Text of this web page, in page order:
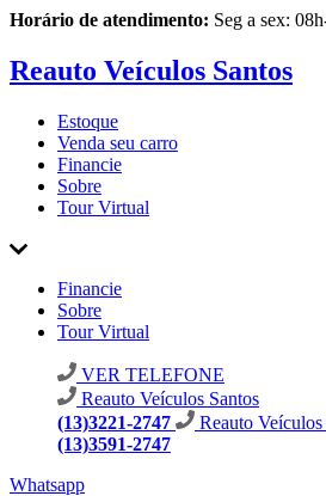
Horário de atendimento: Seg a sex:
Reauto Veículos Santos
Estoque
Venda seu carro
Financie
Sobre
Tour Virtual
Financie
Sobre
Tour Virtual
VER TELEFONE
Reauto Veículos Santos
(13)3221-2747
Reauto
(13)3591-2747
Whatsapp